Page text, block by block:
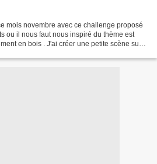
mois novembre avec ce challenge proposé
ou il nous faut nous inspiré du thème est
en bois . J'ai créer une petite scène sur